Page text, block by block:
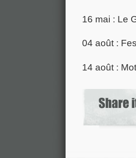
16 mai : Le
04 août :
14 août :